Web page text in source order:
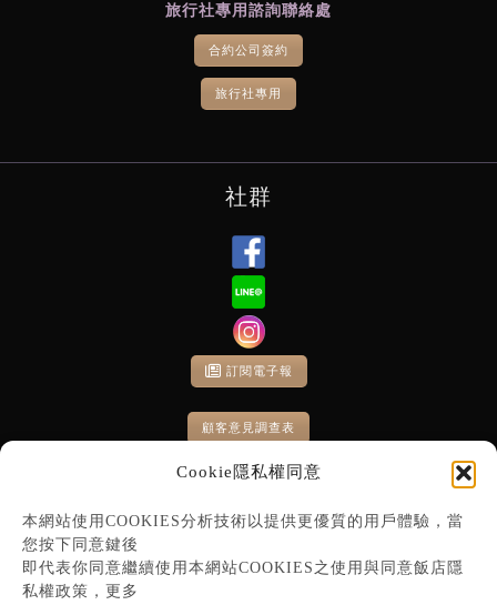
Cookie隱私權同意
本網站使用COOKIES分析技術以提供更優質的用戶體驗，當
您按下同意鍵後
即代表你同意繼續使用本網站COOKIES之使用與同意飯店隱
私權政策，更多
旅行社專用諮詢聯絡處
合約公司簽約
旅行社專用
社群
訂閱電子報
顧客意見調查表